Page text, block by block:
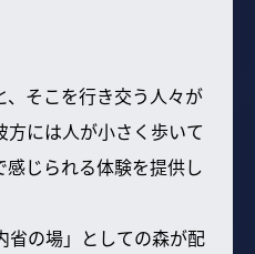
、そこを行き交う人々が
方には人が小さく歩いて
じられる体験を提供し
省の場」としての森が配